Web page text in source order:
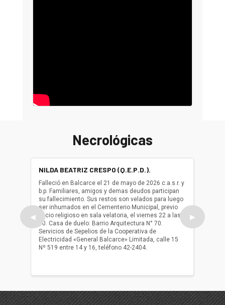
Necrológicas
◀
NILDA BEATRIZ CRESPO (Q.E.P.D.).
Falleció en Balcarce el 21 de mayo de 2026 c.a.s.r. y
b.p. Familiares, amigos y demas deudos participan
su fallecimiento. Sus restos son velados para luego
ser inhumados en el Cementerio Municipal, previo
oficio religioso en sala velatoria, el viernes 22 a las
10. Casa de duelo: Barrio Arquitectura N° 70.
Servicios de Sepelios de la Cooperativa de
Electricidad «General Balcarce» Limitada, calle 15
Nº 519 entre 14 y 16, teléfono 42-2404.
ser
oficio
▶